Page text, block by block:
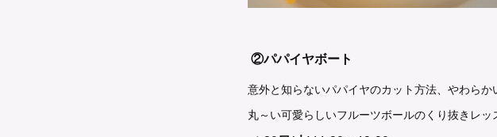
②パパイヤボート
意外と知らないパパイヤのカット方法、やわら
丸～い可愛らしいフルーツボールのくり抜きレ